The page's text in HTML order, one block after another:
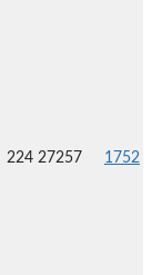
224 27257 1752